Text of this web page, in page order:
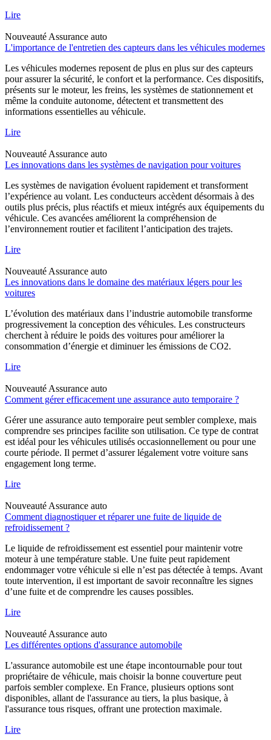
Lire
Nouveauté Assurance auto
L'importance de l'entretien des capteurs dans les véhicules modernes
Les véhicules modernes reposent de plus en plus sur des capteurs
pour assurer la sécurité, le confort et la performance. Ces dispositifs,
présents sur le moteur, les freins, les systèmes de stationnement et
même la conduite autonome, détectent et transmettent des
informations essentielles au véhicule.
Lire
Nouveauté Assurance auto
Les innovations dans les systèmes de navigation pour voitures
Les systèmes de navigation évoluent rapidement et transforment
l’expérience au volant. Les conducteurs accèdent désormais à des
outils plus précis, plus réactifs et mieux intégrés aux équipements du
véhicule. Ces avancées améliorent la compréhension de
l’environnement routier et facilitent l’anticipation des trajets.
Lire
Nouveauté Assurance auto
Les innovations dans le domaine des matériaux légers pour les
voitures
L’évolution des matériaux dans l’industrie automobile transforme
progressivement la conception des véhicules. Les constructeurs
cherchent à réduire le poids des voitures pour améliorer la
consommation d’énergie et diminuer les émissions de CO2.
Lire
Nouveauté Assurance auto
Comment gérer efficacement une assurance auto temporaire ?
Gérer une assurance auto temporaire peut sembler complexe, mais
comprendre ses principes facilite son utilisation. Ce type de contrat
est idéal pour les véhicules utilisés occasionnellement ou pour une
courte période. Il permet d’assurer légalement votre voiture sans
engagement long terme.
Lire
Nouveauté Assurance auto
Comment diagnostiquer et réparer une fuite de liquide de
refroidissement ?
Le liquide de refroidissement est essentiel pour maintenir votre
moteur à une température stable. Une fuite peut rapidement
endommager votre véhicule si elle n’est pas détectée à temps. Avant
toute intervention, il est important de savoir reconnaître les signes
d’une fuite et de comprendre les causes possibles.
Lire
Nouveauté Assurance auto
Les différentes options d'assurance automobile
L'assurance automobile est une étape incontournable pour tout
propriétaire de véhicule, mais choisir la bonne couverture peut
parfois sembler complexe. En France, plusieurs options sont
disponibles, allant de l'assurance au tiers, la plus basique, à
l'assurance tous risques, offrant une protection maximale.
Lire